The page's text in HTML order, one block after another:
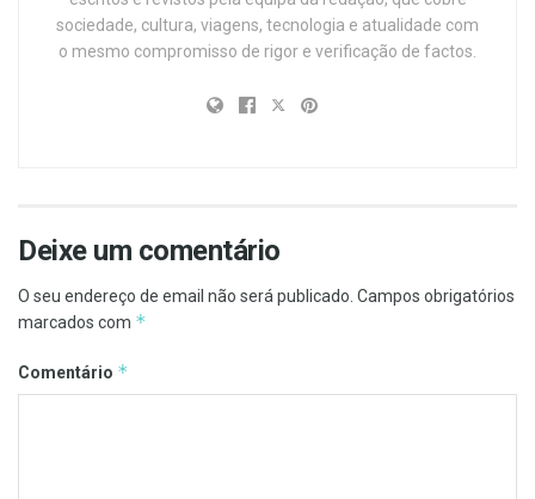
sociedade, cultura, viagens, tecnologia e atualidade com
o mesmo compromisso de rigor e verificação de factos.
Deixe um comentário
O seu endereço de email não será publicado. Campos obrigatórios
marcados com *
Comentário *